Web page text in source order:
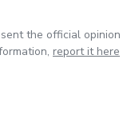
the official opinion
report it here